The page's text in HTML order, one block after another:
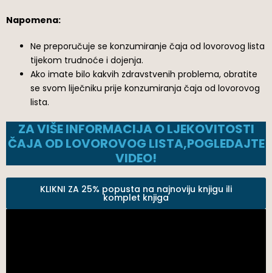
Napomena:
Ne preporučuje se konzumiranje čaja od lovorovog lista
tijekom trudnoće i dojenja.
Ako imate bilo kakvih zdravstvenih problema, obratite
se svom liječniku prije konzumiranja čaja od lovorovog
lista.
ZA VIŠE INFORMACIJA O LJEKOVITOSTI
ČAJA OD LOVOROVOG LISTA,POGLEDAJTE
VIDEO!
KLIKNI ZA 25% popusta na najnoviju knjigu ili
komplet knjiga